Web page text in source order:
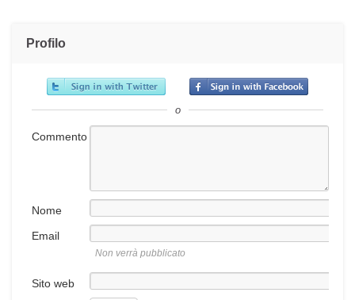
Profilo
o
Commento
Nome
Email
Non verrà pubblicato
Sito web